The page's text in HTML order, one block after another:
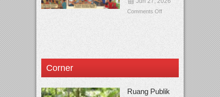
Comments Off
Corner
Ruang Publik